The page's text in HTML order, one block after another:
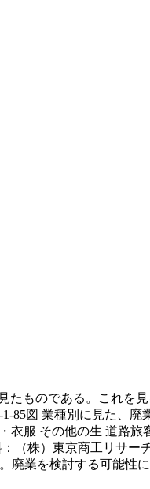
ものである。これを
85図 業種別に見た、
・衣服 その他の生 道路
（株）東京商工リサー
廃業を検討する可能性